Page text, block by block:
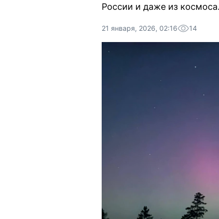
России и даже из
21 января, 2026, 02:16 14